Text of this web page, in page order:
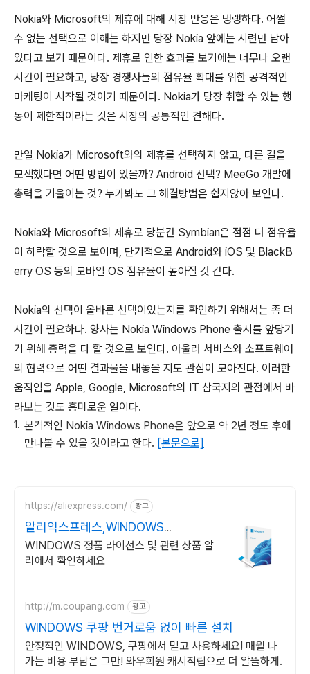
Nokia와 Microsoft의 제휴에 대해 시장 반응은 냉랭하다. 어쩔
수 없는 선택으로 이해는 하지만 당장 Nokia 앞에는 시련만 남아
있다고 보기 때문이다. 제휴로 인한 효과를 보기에는 너무나 오랜
시간이 필요하고, 당장 경쟁사들의 점유율 확대를 위한 공격적인
마케팅이 시작될 것이기 때문이다. Nokia가 당장 취할 수 있는 행
동이 제한적이라는 것은 시장의 공통적인 견해다.
만일 Nokia가 Microsoft와의 제휴를 선택하지 않고, 다른 길을
모색했다면 어떤 방법이 있을까? Android 선택? MeeGo 개발에
총력을 기울이는 것? 누가봐도 그 해결방법은 쉽지않아 보인다.
Nokia와 Microsoft의 제휴로 당분간 Symbian은 점점 더 점유율
이 하락할 것으로 보이며, 단기적으로 Android와 iOS 및 BlackB
erry OS 등의 모바일 OS 점유율이 높아질 것 같다.
Nokia의 선택이 올바른 선택이었는지를 확인하기 위해서는 좀 더
시간이 필요하다. 양사는 Nokia Windows Phone 출시를 앞당기
기 위해 총력을 다 할 것으로 보인다. 아울러 서비스와 소프트웨어
의 협력으로 어떤 결과물을 내놓을 지도 관심이 모아진다. 이러한
움직임을 Apple, Google, Microsoft의 IT 삼국지의 관점에서 바
라보는 것도 흥미로운 일이다.
본격적인 Nokia Windows Phone은 앞으로 약 2년 정도 후에
만나볼 수 있을 것이라고 한다. [본문으로]
https://aliexpress.com/ 광고
알리익스프레스,WINDOWS
Windows 알리에서!
WINDOWS 정품 라이선스 및 관련 상품 알
리에서 확인하세요
http://m.coupang.com 광고
WINDOWS 쿠팡 번거로움 없이 빠른 설치
안정적인 WINDOWS, 쿠팡에서 믿고 사용하세요! 매월 나
가는 비용 부담은 그만! 와우회원 캐시적립으로 더 알뜰하게.